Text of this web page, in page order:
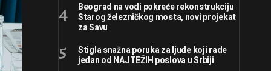
Beograd na vodi pokreće rekonstrukciju
Starog železničkog mosta, novi projekat
za Savu
Stigla snažna poruka za ljude koji rade
jedan od NAJTEŽIH poslova u Srbiji